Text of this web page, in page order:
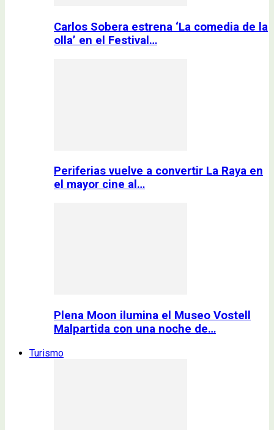
Carlos Sobera estrena ‘La comedia de la
olla’ en el Festival…
Periferias vuelve a convertir La Raya en
el mayor cine al…
Plena Moon ilumina el Museo Vostell
Malpartida con una noche de…
Turismo